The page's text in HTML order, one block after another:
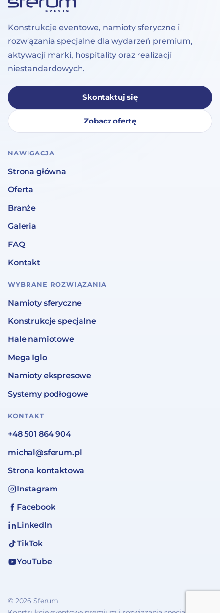
Konstrukcje eventowe, namioty sferyczne i
rozwiązania specjalne dla wydarzeń premium,
aktywacji marki, hospitality oraz realizacji
niestandardowych.
Skontaktuj się
Zobacz ofertę
NAWIGACJA
Strona główna
Oferta
Branże
Galeria
FAQ
Kontakt
WYBRANE ROZWIĄZANIA
Namioty sferyczne
Konstrukcje specjalne
Hale namiotowe
Mega Iglo
Namioty ekspresowe
Systemy podłogowe
KONTAKT
+48 501 864 904
michal@sferum.pl
Strona kontaktowa
Instagram
Facebook
LinkedIn
TikTok
YouTube
© 2026 Sferum